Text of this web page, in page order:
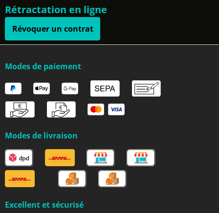
Rétractation en ligne
Révoquer un contrat
Modes de paiement
Modes de livraison
Excellent et sécurisé